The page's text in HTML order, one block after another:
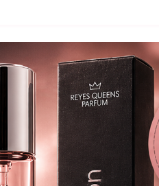
NACIONAL
es una búsqueda muy
buena relación calidad-precio. En.